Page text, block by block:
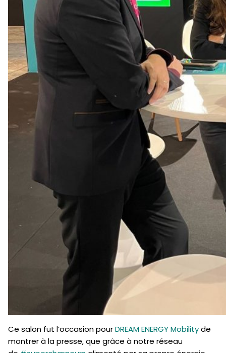
Ce salon fut l’occasion pourDREAM ENERGY Mobilityde
montrer à la presse, que grâce à notre réseau